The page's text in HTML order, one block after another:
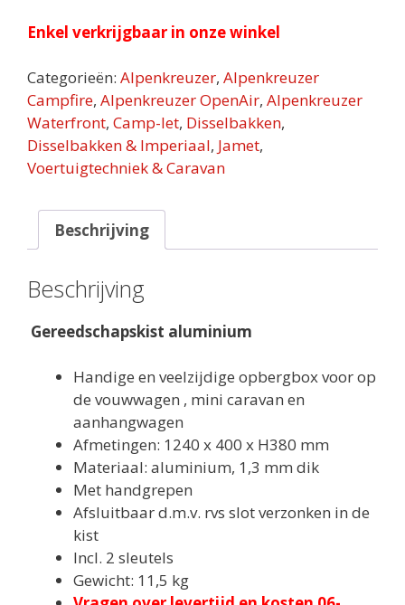
Enkel verkrijgbaar in onze winkel
Categorieën: Alpenkreuzer, Alpenkreuzer
Campfire, Alpenkreuzer OpenAir, Alpenkreuzer
Waterfront, Camp-let, Disselbakken,
Disselbakken & Imperiaal, Jamet,
Voertuigtechniek & Caravan
Beschrijving
Beschrijving
Gereedschapskist aluminium
Handige en veelzijdige opbergbox voor op
de vouwwagen , mini caravan en
aanhangwagen
Afmetingen: 1240 x 400 x H380 mm
Materiaal: aluminium, 1,3 mm dik
Met handgrepen
Afsluitbaar d.m.v. rvs slot verzonken in de
kist
Incl. 2 sleutels
Gewicht: 11,5 kg